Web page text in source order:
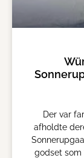
Der var
afholdte
godset